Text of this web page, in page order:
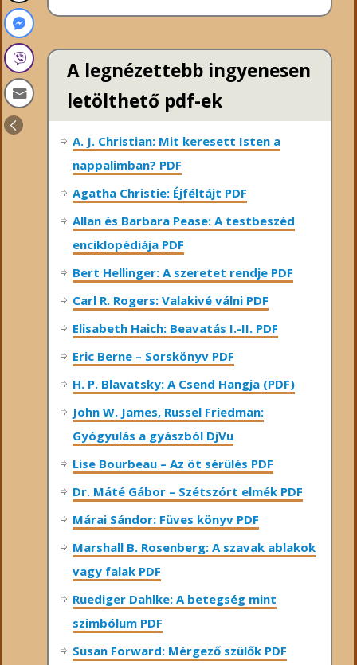
A legnézettebb ingyenesen
letölthető pdf-ek
A. J. Christian: Mit keresett Isten a
nappalimban? PDF
Agatha Christie: Éjféltájt PDF
Allan és Barbara Pease: A testbeszéd
enciklopédiája PDF
Bert Hellinger: A ​szeretet rendje PDF
Carl R. Rogers: Valakivé válni PDF
Elisabeth Haich: Beavatás I.-II. PDF
Eric Berne – Sorskönyv PDF
H. P. Blavatsky: A Csend Hangja (PDF)
John W. James, Russel Friedman:
Gyógyulás a gyászból DjVu
Lise Bourbeau – Az öt sérülés PDF
Dr. Máté Gábor – Szétszórt elmék PDF
Márai Sándor: Füves könyv PDF
Marshall B. Rosenberg: A szavak ablakok
vagy falak PDF
Ruediger Dahlke: A betegség mint
szimbólum PDF
Susan Forward: Mérgező szülők PDF